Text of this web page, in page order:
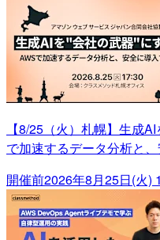
【8/25（火）札幌】生成
で加速するデータ分析と
開催前2026年8月25日(火)